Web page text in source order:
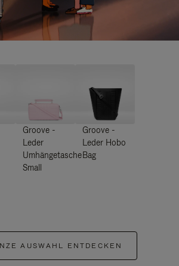
Groove -
Leder
Umhängetasche
Small
Groove -
Leder Hobo
Bag
AUSWAHL ENTDECKEN